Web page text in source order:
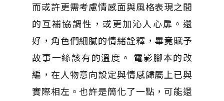
而或許更需考慮情感面與風格表現之間
的互補協調性，或更加沁人心扉。還
好，角色們細膩的情緒詮釋，畢竟賦予
故事一絲該有的溫度。 電影腳本的改
編，在人物意向設定與情感歸屬上已與
實際相左。也許是簡化了一點，可能還